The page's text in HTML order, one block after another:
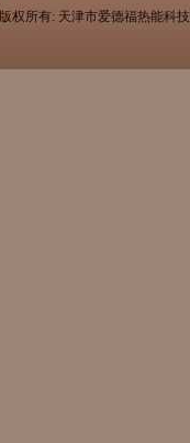
版权所有: 天津市爱德福热能科